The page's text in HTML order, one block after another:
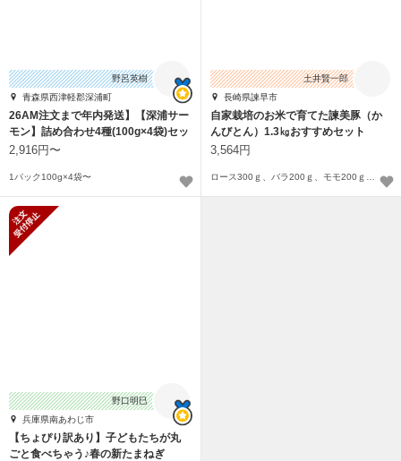
野呂英樹
青森県西津軽郡深浦町
26AM注文まで年内発送】【深浦サー
モン】詰め合わせ4種(100g×4袋)セッ
ト
2,916円〜
1パック100g×4袋〜
土井賢一郎
長崎県諫早市
自家栽培のお米で育てた諫美豚（か
んびとん）1.3㎏おすすめセット
3,564円
野口明巳
兵庫県南あわじ市
【ちょぴり訳あり】子どもたちが丸
ごと食べちゃう♪春の新たまねぎ